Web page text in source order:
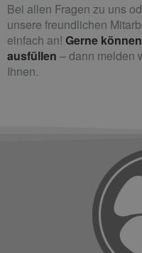
Bei allen Fragen zu uns
unsere freundlichen
einfach an! Gerne
ausfüllen – dann melden
Ihnen.